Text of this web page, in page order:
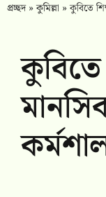
প্রচ্ছদ»কুমিল্লা »কুবিতে
কুবিতে